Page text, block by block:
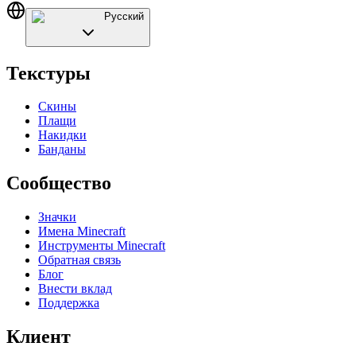
Русский
Текстуры
Скины
Плащи
Накидки
Банданы
Сообщество
Значки
Имена Minecraft
Инструменты Minecraft
Обратная связь
Блог
Внести вклад
Поддержка
Клиент